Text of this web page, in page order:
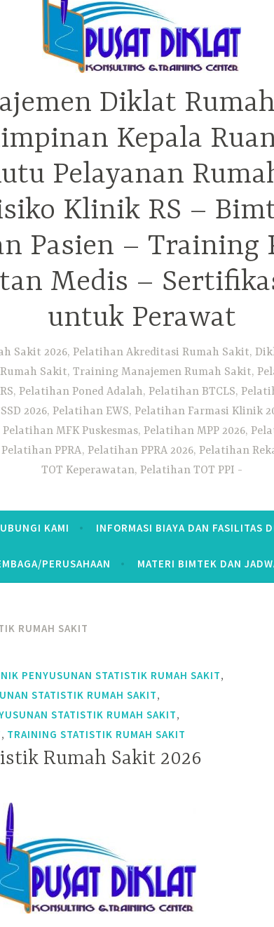
Diklat
Kepala
Pelayanan
Klinik RS –
Pasien – Training
Medis –
untuk Perawat
Sakit 2026, Pelatihan Akreditasi Rumah Sakit,
Sakit, Training Manajemen Rumah Sakit,
Pelatihan Poned Adalah, Pelatihan BTCLS,
2026, Pelatihan EWS, Pelatihan Farmasi Klinik
MFK Puskesmas, Pelatihan MPP 2026,
PPRA, Pelatihan PPRA 2026, Pelatihan
TOT Keperawatan, Pelatihan TOT PPI
KAMI INFORMASI BIAYA DAN FASILITAS
PERUSAHAAN MATERI BIMTEK DAN
RUMAH SAKIT
PENYUSUNAN STATISTIK RUMAH SAKIT,
STATISTIK RUMAH SAKIT,
STATISTIK RUMAH SAKIT,
, TRAINING STATISTIK RUMAH SAKIT
Rumah Sakit 2026